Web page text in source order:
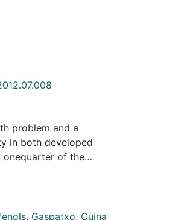
problem and a
in both developed
onequarter of the
to evaluate whether
is
(BP) and/or reduced
, Gaspatxo, Cuina